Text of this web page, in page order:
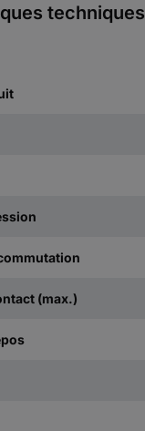
techniques
(max.)